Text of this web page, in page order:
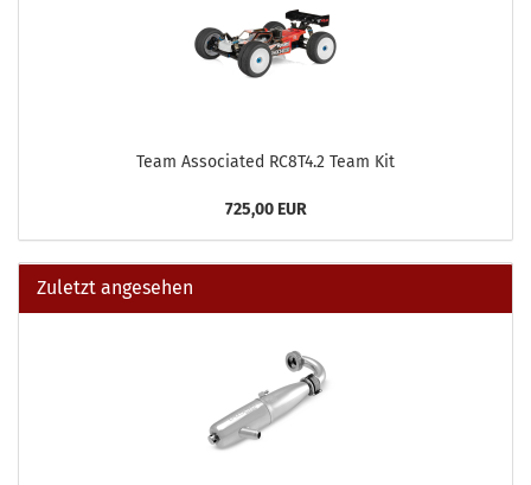
Team Associated RC8T4.2 Team Kit
725,00 EUR
Zuletzt angesehen